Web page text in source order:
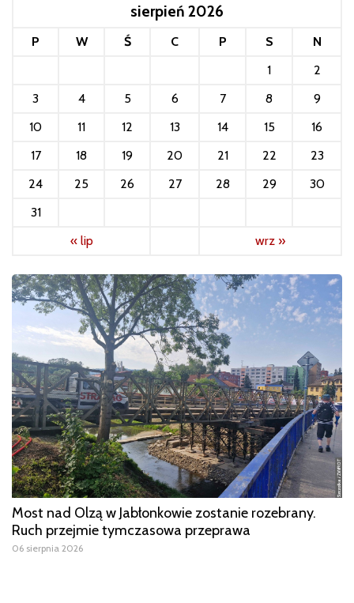
sierpień 2026
P W Ś C P S
N
1
2
3
4 5 6 7 8
9
10
11 12 13 14 15
16
17
18 19 20 21 22
23
24
25 26 27 28 29
30
31
« lip
wrz »
Most nad Olzą w Jabłonkowie zostanie rozebrany.
Ruch przejmie tymczasowa przeprawa
06 sierpnia 2026